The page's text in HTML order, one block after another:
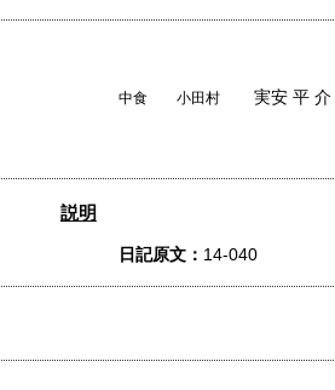
中食 小田村実安 平 介
説明
日記原文： 14-040